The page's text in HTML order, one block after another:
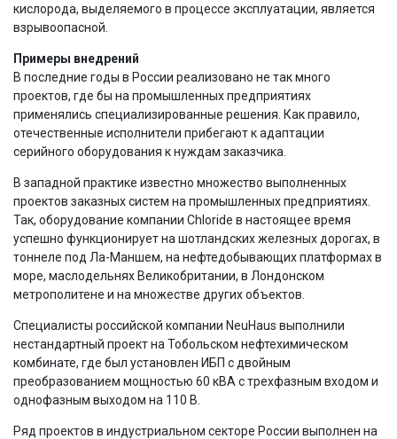
кислорода, выделяемого в процессе эксплуатации, является
взрывоопасной.
Примеры внедрений
В последние годы в России реализовано не так много
проектов, где бы на промышленных предприятиях
применялись специализированные решения. Как правило,
отечественные исполнители прибегают к адаптации
серийного оборудования к нуждам заказчика.
В западной практике известно множество выполненных
проектов заказных систем на промышленных предприятиях.
Так, оборудование компании Chloride в настоящее время
успешно функционирует на шотландских железных дорогах, в
тоннеле под Ла-Маншем, на нефтедобывающих платформах в
море, маслодельнях Великобритании, в Лондонском
метрополитене и на множестве других объектов.
Специалисты российской компании NeuHaus выполнили
нестандартный проект на Тобольском нефтехимическом
комбинате, где был установлен ИБП с двойным
преобразованием мощностью 60 кВА с трехфазным входом и
однофазным выходом на 110 В.
Ряд проектов в индустриальном секторе России выполнен на